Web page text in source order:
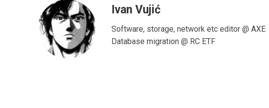
Ivan Vujić
Software, storage, network etc editor @ AXE
Database migration @ RC ETF